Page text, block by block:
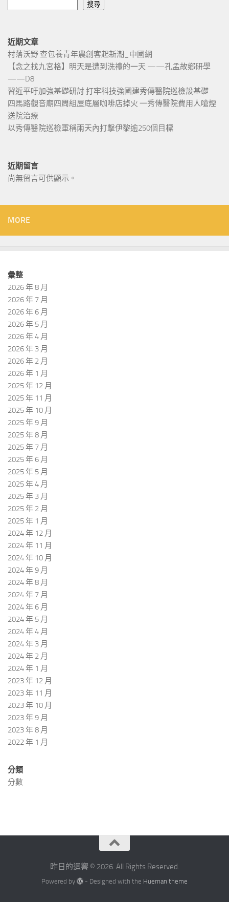
搜尋
近期文章
村落沃野 查包養青年農創客起新潮_中國網
【念之找九宮格】明天是遭到洗禮的一天 ——孔孟故鄉研學
——D8
習近平吁加強基礎研討 打牢科技強國建秀傳醫院巡檢設基礎
四馬路觀音廟四周組屋底層咖啡店掉火 一秀傳醫院費用人嗆煙
送院治療
以秀傳醫院巡檢軍稱兩天內打擊伊黎逾250個目標
近期留言
尚無留言可供顯示。
MORE
彙整
2026 年 8 月
2026 年 7 月
2026 年 6 月
2026 年 5 月
2026 年 4 月
2026 年 3 月
2026 年 2 月
2026 年 1 月
2025 年 12 月
2025 年 11 月
2025 年 10 月
2025 年 9 月
2025 年 8 月
2025 年 7 月
2025 年 6 月
2025 年 5 月
2025 年 4 月
2025 年 3 月
2025 年 2 月
2025 年 1 月
2024 年 12 月
2024 年 11 月
2024 年 10 月
2024 年 9 月
2024 年 8 月
2024 年 7 月
2024 年 6 月
2024 年 5 月
2024 年 4 月
2024 年 3 月
2024 年 2 月
2024 年 1 月
2023 年 12 月
2023 年 11 月
2023 年 10 月
2023 年 9 月
2023 年 8 月
2022 年 1 月
分類
分數
昨日的迴響 © 2026. All Rights Reserved.
Powered by - Designed with the Hueman theme